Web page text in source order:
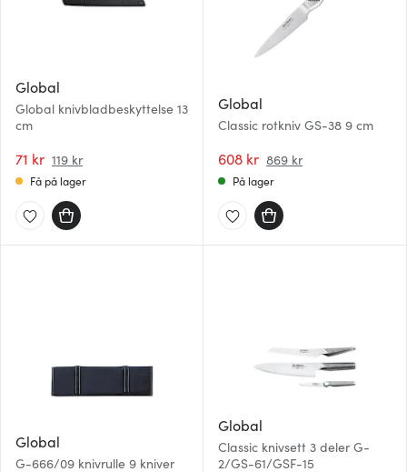
Global
Global knivbladbeskyttelse 13
cm
71 kr 119 kr
Få på lager
Global
Classic rotkniv GS-38 9 cm
608 kr 869 kr
På lager
Global
G-666/09 knivrulle 9 kniver
Global
Classic knivsett 3 deler G-
2/GS-61/GSF-15